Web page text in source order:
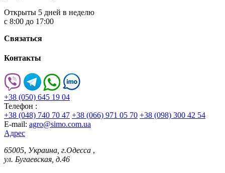
Открыты 5 дней в неделю
с 8:00 до 17:00
Связаться
Контакты
+38 (050) 645 19 04
Телефон :
+38 (048) 740 70 47 +38 (066) 971 05 70 +38 (098) 300 42 54
E-mail: agro@simo.com.ua
Адрес
65005, Украина, г.Одесса ,
ул. Бугаевская, д.46